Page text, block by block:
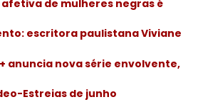
afetiva de mulheres negras é
escritora paulistana Viviane
anuncia nova série envolvente,
Estreias de junho